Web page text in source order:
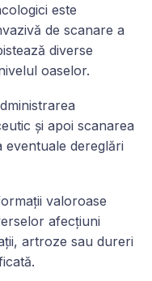
este
de scanare a
diverse
oaselor.
și apoi scanarea
eventuale dereglări
valoroase
afecțiuni
artroze sau dureri